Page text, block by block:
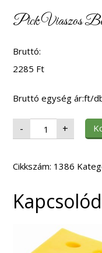
Pick Viaszos
Bruttó:
2285 Ft
Bruttó egység ár:ft/
- Pick
Viaszos
Borjú
mennyiség
+
Cikkszám: 1386